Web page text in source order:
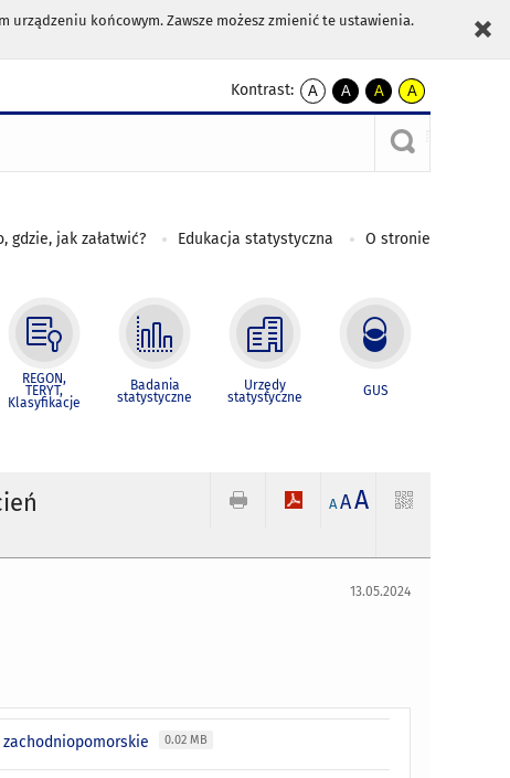
urządzeniu końcowym. Zawsze możesz zmienić te ustawienia.
Kontrast:
A
kontrast
A
kontrast
czarnym
A
kontrast
żółty
tekst
czarnym
A
kontrast
czarny
tekst
żółtym
gdzie, jak załatwić? Edukacja statystyczna O stronie
REGON,
TERYT,
Klasyfikacje
Badania
statystyczne
Urzędy
statystyczne GUS
A AA
13.05.2024
0.02 MB